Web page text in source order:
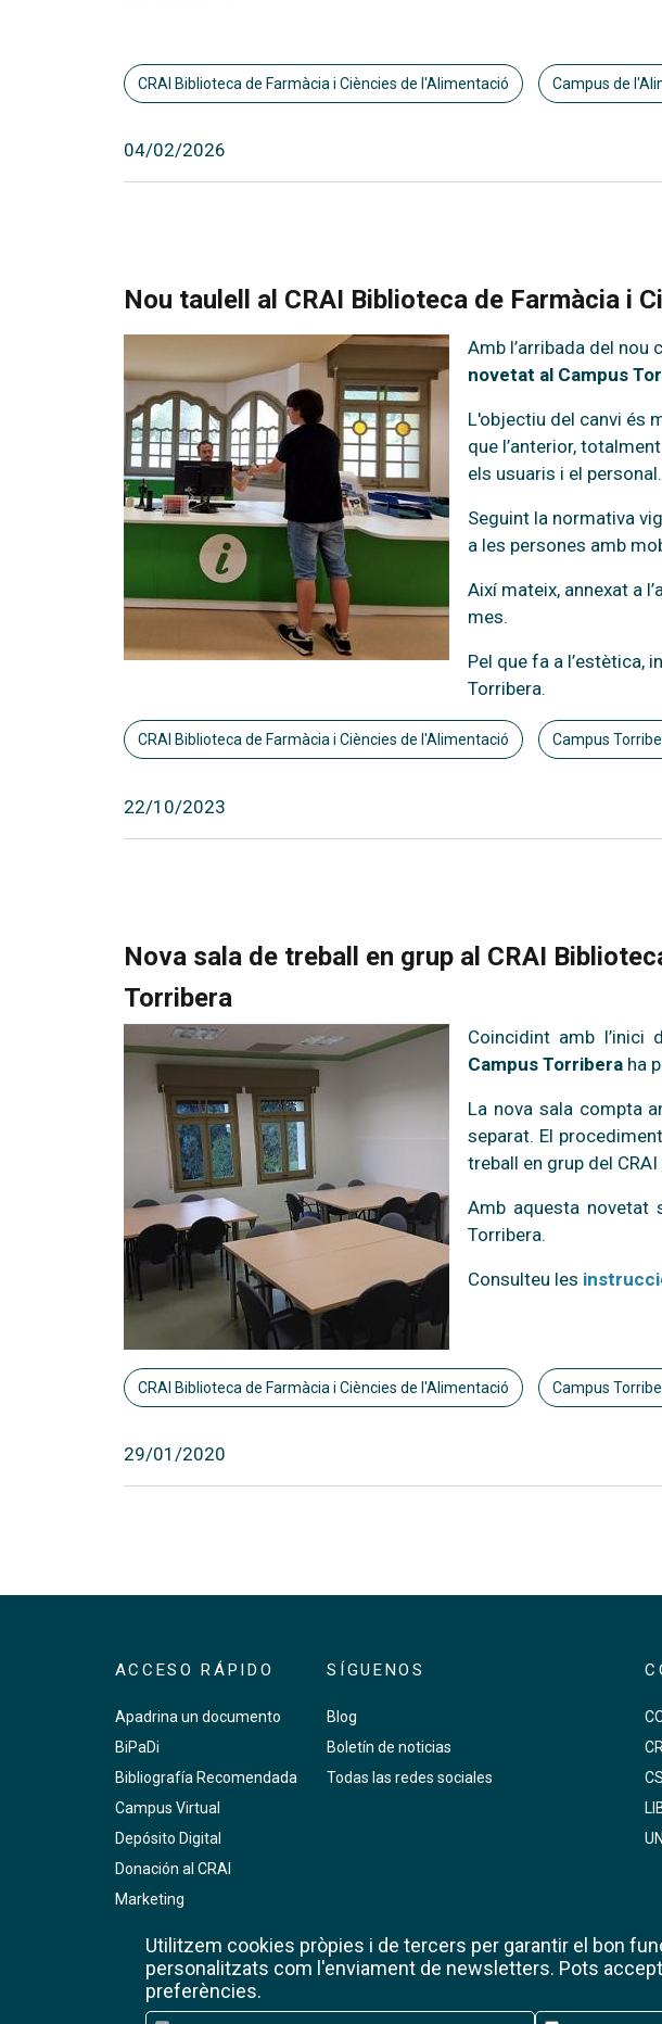
CRAI Biblioteca de Farmàcia i Ciències de l'Alimentació Campus de
04/02/2026
Nou taulell al CRAI Biblioteca de Farmàcia i
Amb l’arribada del nou
novetat al Campus
L'objectiu del canvi és
que l’anterior,
els usuaris i el personal.
Seguint la normativa
a les persones amb
Així mateix, annexat a
mes.
Pel que fa a l’estètica,
Torribera.
CRAI Biblioteca de Farmàcia i Ciències de l'Alimentació Campus
22/10/2023
Nova sala de treball en grup al CRAI
Torribera
Coincidint amb l’inici
Campus Torribera ha
La nova sala compta
separat. El
treball en grup del CRAI
Amb aquesta novetat
Torribera.
Consulteu les
CRAI Biblioteca de Farmàcia i Ciències de l'Alimentació Campus
29/01/2020
ACCESO RÁPIDO
Apadrina un documento
BiPaDi
Bibliografía Recomendada
Campus Virtual
Depósito Digital
Donación al CRAI
Marketing
RCUB
Reserva de salas de trabajo
SÍGUENOS
Blog
Boletín de noticias
Todas las redes sociales
Utilitzem cookies pròpies i de tercers per garantir el bon
personalitzats com l'enviament de newsletters. Pots
preferències.